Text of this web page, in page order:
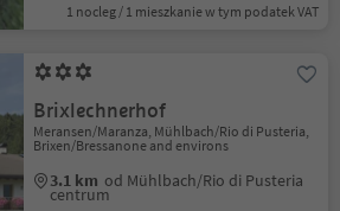
1 nocleg / 1 mieszkanie w tym podatek VAT
Brixlechnerhof
Meransen/Maranza, Mühlbach/Rio di Pusteria,
Brixen/Bressanone and environs
3.1 km od Mühlbach/Rio di Pusteria
centrum